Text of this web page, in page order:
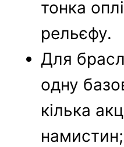
тонка
рельєфу.
Для
одну
кілька
намистин;